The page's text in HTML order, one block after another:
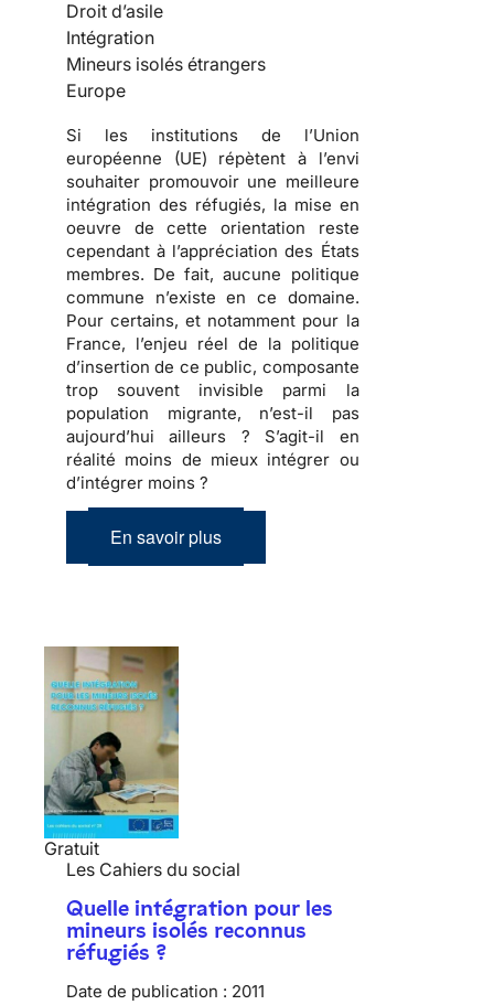
Droit d’asile
Intégration
Mineurs isolés étrangers
Europe
Si les institutions de l’Union
européenne (UE) répètent à l’envi
souhaiter promouvoir une meilleure
intégration des réfugiés, la mise en
oeuvre de cette orientation reste
cependant à l’appréciation des États
membres. De fait,aucune politique
commune n’existe en ce domaine.
Pour certains, et notamment pour la
France, l’enjeu réel de la politique
d’insertion de ce public, composante
trop souvent invisible parmi la
population migrante, n’est-il pas
aujourd’hui ailleurs ? S’agit-il en
réalité moins de mieux intégrer ou
d’intégrer moins ?
En savoir plus
Gratuit
Les Cahiers du social
Quelle intégration pour les
mineurs isolés reconnus
réfugiés ?
Date de publication : 2011